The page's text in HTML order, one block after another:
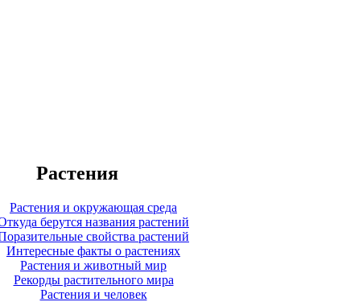
Растения
Растения и окружающая среда
берутся названия растений
свойства растений
Интересные факты о растениях
Растения и животный мир
Рекорды растительного мира
Растения и человек